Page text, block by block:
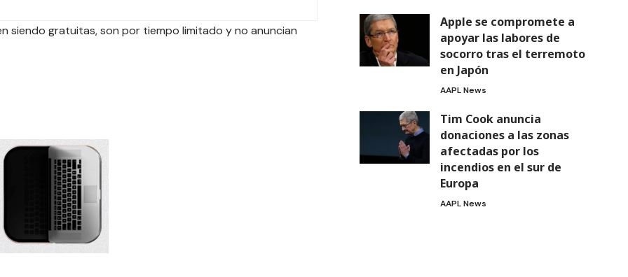
siendo gratuitas, son por tiempo limitado y no anuncian
Apple se compromete a
apoyar las labores de
socorro tras el terremoto
en Japón
AAPL News
Tim Cook anuncia
donaciones a las zonas
afectadas por los
incendios en el sur de
Europa
AAPL News